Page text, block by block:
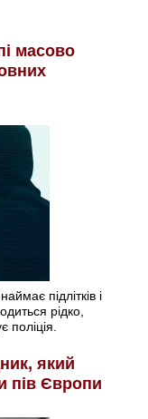
масово
підлітків і
рідко,
поліція.
який
пів Європи